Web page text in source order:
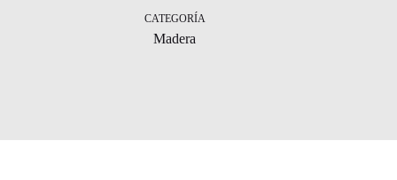
CATEGORÍA
Madera